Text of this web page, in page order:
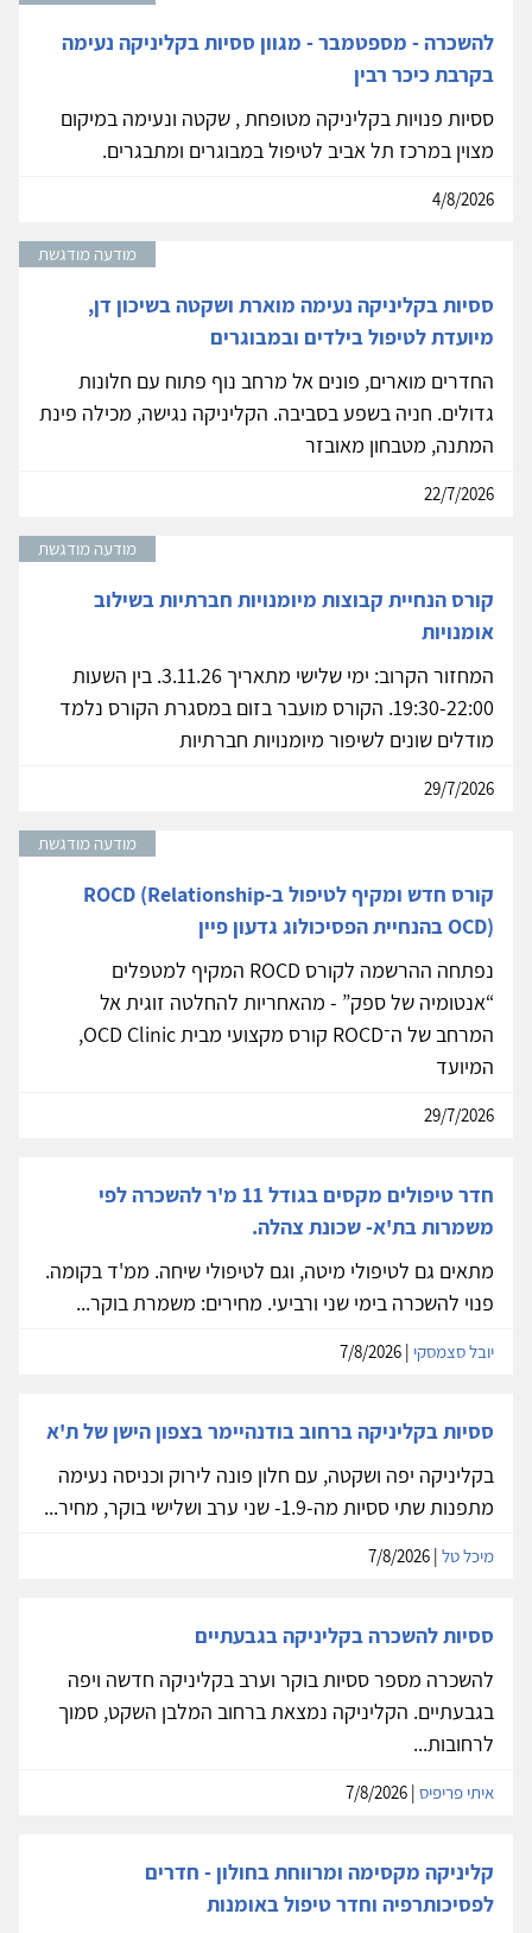
להשכרה - מספטמבר - מגוון ססיות בקליניקה נעימה
בקרבת כיכר רבין
ססיות פנויות בקליניקה מטופחת , שקטה ונעימה במיקום
מצוין במרכז תל אביב לטיפול במבוגרים ומתבגרים.
4/8/2026
מודעה מודגשת
ססיות בקליניקה נעימה מוארת ושקטה בשיכון דן,
מיועדת לטיפול בילדים ובמבוגרים
החדרים מוארים, פונים אל מרחב נוף פתוח עם חלונות
גדולים. חניה בשפע בסביבה. הקליניקה נגישה, מכילה פינת
המתנה, מטבחון מאובזר
22/7/2026
מודעה מודגשת
קורס הנחיית קבוצות מיומנויות חברתיות בשילוב
אומנויות
המחזור הקרוב: ימי שלישי מתאריך 3.11.26. בין השעות
19:30-22:00. הקורס מועבר בזום במסגרת הקורס נלמד
מודלים שונים לשיפור מיומנויות חברתיות
29/7/2026
מודעה מודגשת
קורס חדש ומקיף לטיפול ב-ROCD (Relationship
OCD) בהנחיית הפסיכולוג גדעון פיין
נפתחה ההרשמה לקורס ROCD המקיף למטפלים
“אנטומיה של ספק” - מהאחריות להחלטה זוגית אל
המרחב של ה־ROCD קורס מקצועי מבית OCD Clinic,
המיועד
29/7/2026
חדר טיפולים מקסים בגודל 11 מ'ר להשכרה לפי
משמרות בת'א- שכונת צהלה.
מתאים גם לטיפולי מיטה, וגם לטיפולי שיחה. ממ'ד בקומה.
פנוי להשכרה בימי שני ורביעי. מחירים: משמרת בוקר...
יובל סצמסקי
ססיות בקליניקה ברחוב בודנהיימר בצפון הישן של ת'א
בקליניקה יפה ושקטה, עם חלון פונה לירוק וכניסה נעימה
מתפנות שתי ססיות מה-1.9- שני ערב ושלישי בוקר, מחיר...
מיכל טל
ססיות להשכרה בקליניקה בגבעתיים
להשכרה מספר ססיות בוקר וערב בקליניקה חדשה ויפה
בגבעתיים. הקליניקה נמצאת ברחוב המלבן השקט, סמוך
לרחובות...
איתי פריפיס
קליניקה מקסימה ומרווחת בחולון - חדרים
לפסיכותרפיה וחדר טיפול באומנות